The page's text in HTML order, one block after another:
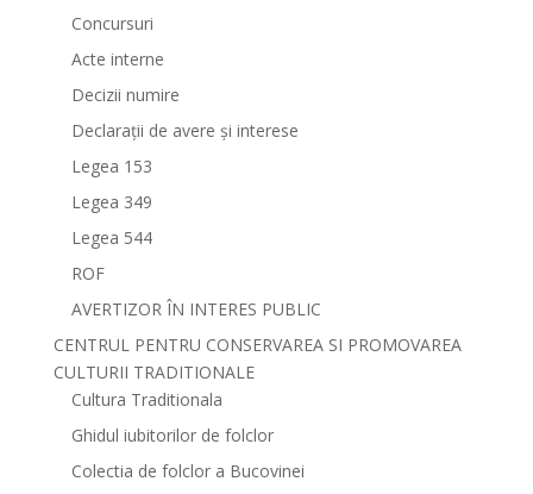
Concursuri
Acte interne
Decizii numire
Declarații de avere și interese
Legea 153
Legea 349
Legea 544
ROF
AVERTIZOR ÎN INTERES PUBLIC
CENTRUL PENTRU CONSERVAREA SI PROMOVAREA
CULTURII TRADITIONALE
Cultura Traditionala
Ghidul iubitorilor de folclor
Colectia de folclor a Bucovinei